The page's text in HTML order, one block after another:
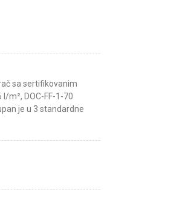
sa sertifikovanim
m², DOC-FF-1-70
je u 3 standardne